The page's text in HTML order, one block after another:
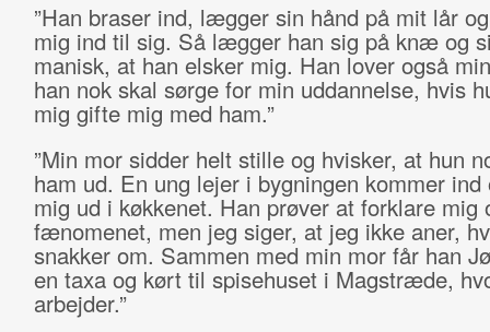
”Han braser ind, lægger sin hånd på mit lår
mig ind til sig. Så lægger han sig på knæ og
manisk, at han elsker mig. Han lover også
han nok skal sørge for min uddannelse, hvis
mig gifte mig med ham.”
”Min mor sidder helt stille og hvisker, at hun
ham ud. En ung lejer i bygningen kommer ind
mig ud i køkkenet. Han prøver at forklare mig
fænomenet, men jeg siger, at jeg ikke aner,
snakker om. Sammen med min mor får han
en taxa og kørt til spisehuset i Magstræde,
arbejder.”